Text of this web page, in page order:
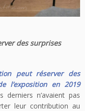
des surprises
peut réserver des
l’exposition en 2019
derniers n’avaient pas
leur contribution au